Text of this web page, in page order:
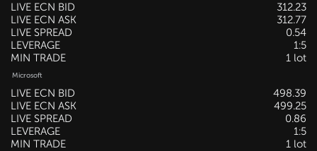
LIVE ECN BID
312.23
LIVE ECN ASK
312.77
LIVE SPREAD
0.54
LEVERAGE
1:5
MIN TRADE
1 lot
Microsoft
LIVE ECN BID
498.39
LIVE ECN ASK
499.25
LIVE SPREAD
0.86
LEVERAGE
1:5
MIN TRADE
1 lot